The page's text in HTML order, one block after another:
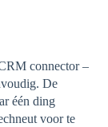
connector –
De
één ding
voor te